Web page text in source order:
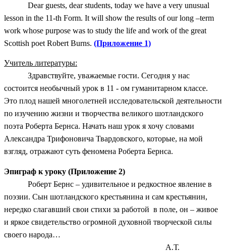
Dear guests, dear students, today we have a very unusual
lesson in the 11-th Form. It will show the results of our long –term
work whose purpose was to study the life and work of the great
Scottish poet Robert Burns. (Приложение 1)
Учитель литературы:
Здравствуйте, уважаемые гости. Сегодня у нас
состоится необычный урок в 11 - ом гуманитарном классе.
Это плод нашей многолетней исследовательской деятельности
по изучению жизни и творчества великого шотландского
поэта Роберта Бернса. Начать наш урок я хочу словами
Александра Трифоновича Твардовского, которые, на мой
взгляд, отражают суть феномена Роберта Бернса.
Эпиграф к уроку (Приложение 2)
Роберт Бернс – удивительное и редкостное явление в
поэзии. Сын шотландского крестьянина и сам крестьянин,
нередко слагавший свои стихи за работой в поле, он – живое
и яркое свидетельство огромной духовной творческой силы
своего народа…
А.Т.